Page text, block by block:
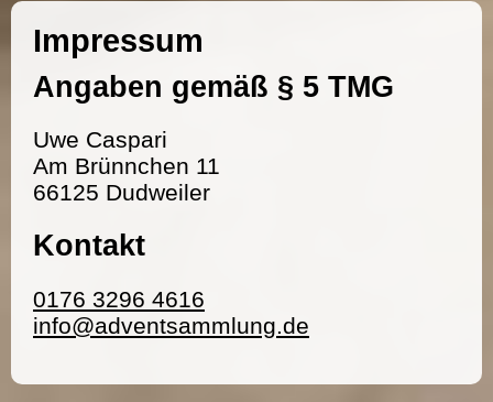
Impressum
Angaben gemäß § 5 TMG
Uwe Caspari
Am Brünnchen 11
66125 Dudweiler
Kontakt
0176 3296 4616
info@adventsammlung.de